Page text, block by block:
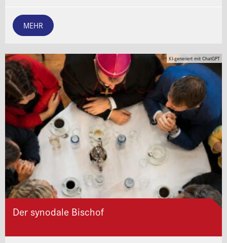
MEHR
KI-generiert mit ChatGPT
Der synodale Bischof